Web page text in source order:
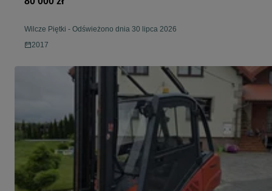
Wilcze Piętki - Odświeżono dnia 30 lipca 2026
2017